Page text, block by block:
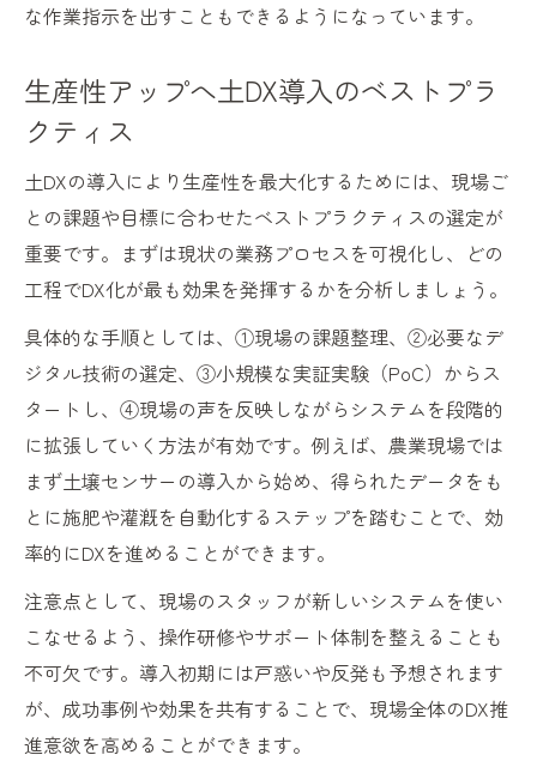
な作業指示を出すこともできるようになっています。
生産性アップへ土DX導入のベストプラ
クティス
土DXの導入により生産性を最大化するためには、現場ご
との課題や目標に合わせたベストプラクティスの選定が
重要です。まずは現状の業務プロセスを可視化し、どの
工程でDX化が最も効果を発揮するかを分析しましょう。
具体的な手順としては、①現場の課題整理、②必要なデ
ジタル技術の選定、③小規模な実証実験（PoC）からス
タートし、④現場の声を反映しながらシステムを段階的
に拡張していく方法が有効です。例えば、農業現場では
まず土壌センサーの導入から始め、得られたデータをも
とに施肥や灌漑を自動化するステップを踏むことで、効
率的にDXを進めることができます。
注意点として、現場のスタッフが新しいシステムを使い
こなせるよう、操作研修やサポート体制を整えることも
不可欠です。導入初期には戸惑いや反発も予想されます
が、成功事例や効果を共有することで、現場全体のDX推
進意欲を高めることができます。